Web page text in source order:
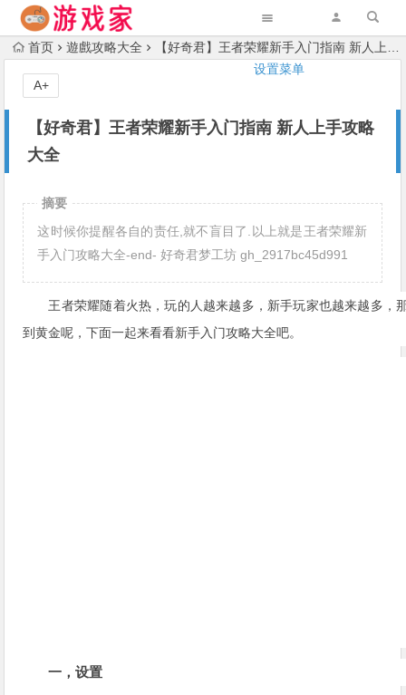
设置菜单
首页 遊戲攻略大全 【好奇君】王者荣耀新手入门指南 新人上手攻略大全
【好奇君】王者荣耀新手入门指南 新人上手攻略
大全
A+
摘要
这时候你提醒各自的责任,就不盲目了.以上就是王者荣耀新
手入门攻略大全-end- 好奇君梦工坊 gh_2917bc45d991
王者荣耀随着火热，玩的人越来越多，新手玩家也越来越多
到黄金呢，下面一起来看看新手入门攻略大全吧。
一，设置